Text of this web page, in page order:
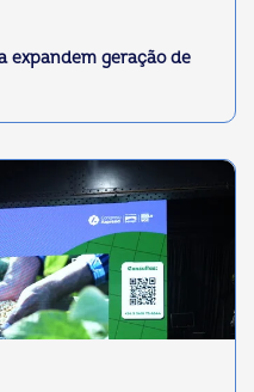
expandem geração de